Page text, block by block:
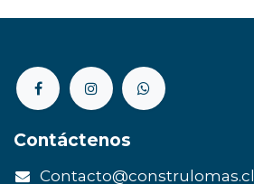
Contáctenos
Contacto@construlomas.cl